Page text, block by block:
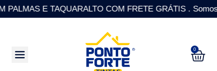
PALMAS E TAQUARALTO COM FRETE GRÁTIS .
0